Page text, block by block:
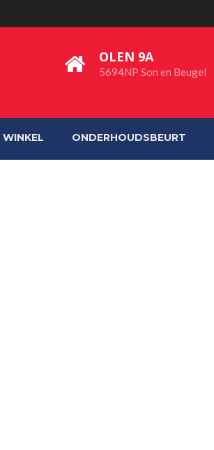
OLEN 9A
5694NP Son en Beugel
WINKEL ONDERHOUDSBEURT